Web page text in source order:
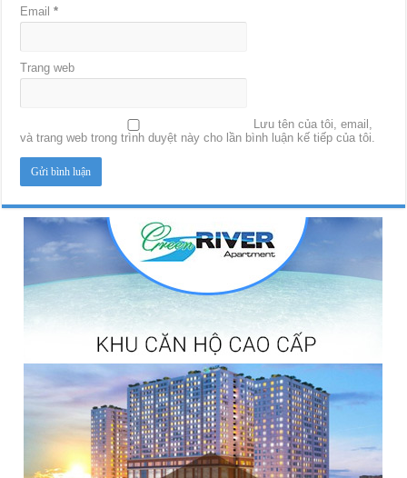
Email*
Trang web
Lưu tên của tôi, email,
và trang web trong trình duyệt này cho lần bình luận kế tiếp của tôi.